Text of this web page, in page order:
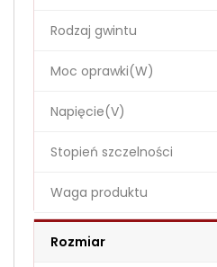
Rodzaj gwintu
Moc oprawki(W)
Napięcie(V)
Stopień szczelności
Waga produktu
Rozmiar